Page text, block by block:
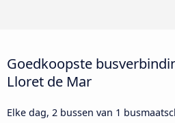
Goedkoopste
Lloret de Mar
Elke dag, 2 bussen van 1